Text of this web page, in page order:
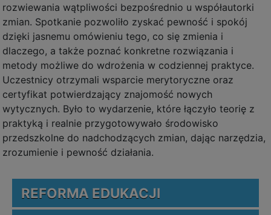
rozwiewania wątpliwości bezpośrednio u współautorki
zmian. Spotkanie pozwoliło zyskać pewność i spokój
dzięki jasnemu omówieniu tego, co się zmienia i
dlaczego, a także poznać konkretne rozwiązania i
metody możliwe do wdrożenia w codziennej praktyce.
Uczestnicy otrzymali wsparcie merytoryczne oraz
certyfikat potwierdzający znajomość nowych
wytycznych. Było to wydarzenie, które łączyło teorię z
praktyką i realnie przygotowywało środowisko
przedszkolne do nadchodzących zmian, dając narzędzia,
zrozumienie i pewność działania.
REFORMA EDUKACJI